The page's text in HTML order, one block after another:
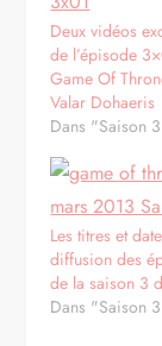
Deux vidéos
de l’épisode
Game Of
Valar Dohaeris
Dans "Saison
Les titres et
diffusion des
de la saison 3
Dans "Saison